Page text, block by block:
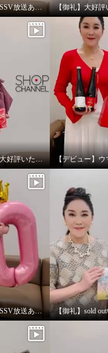
【御礼】大好評！SSV放送ありがとうございました！
【御礼】初日から大好評いただきありがとうございます！
【御礼】大好評！SSV放送ありがとうございました！ 【御礼】sold